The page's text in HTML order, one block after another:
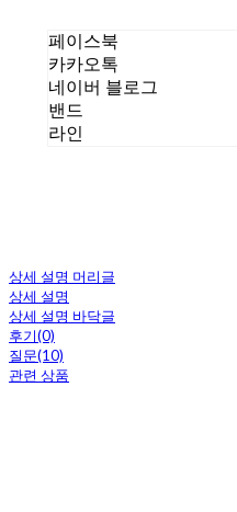
페이스북
카카오톡
네이버 블로그
밴드
라인
상세 설명 머리글
상세 설명
상세 설명 바닥글
후기(0)
질문(10)
관련 상품